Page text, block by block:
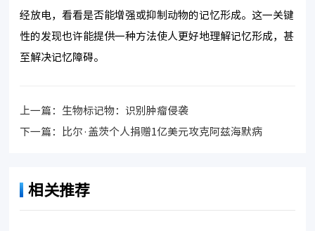
经放电，看看是否能增强或抑制动物的记忆形成。这一关键
性的发现也许能提供一种方法使人更好地理解记忆形成，甚
至解决记忆障碍。
上一篇： 生物标记物：识别肿瘤侵袭
下一篇：
比尔·盖茨个人捐赠1亿美元攻克阿兹海默病
相关推荐